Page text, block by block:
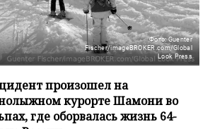
Фото: Guenter
Fischer/imageBROKER.com/Global
Look Press
произошел на
курорте Шамони во
где оборвалась жизнь 64-